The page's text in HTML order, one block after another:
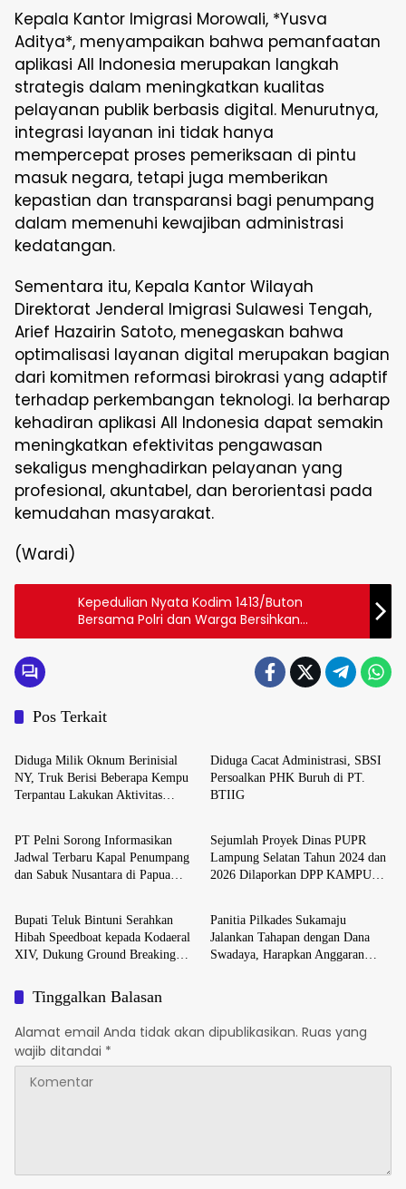
Kepala Kantor Imigrasi Morowali, *Yusva
Aditya*, menyampaikan bahwa pemanfaatan
aplikasi All Indonesia merupakan langkah
strategis dalam meningkatkan kualitas
pelayanan publik berbasis digital. Menurutnya,
integrasi layanan ini tidak hanya
mempercepat proses pemeriksaan di pintu
masuk negara, tetapi juga memberikan
kepastian dan transparansi bagi penumpang
dalam memenuhi kewajiban administrasi
kedatangan.
Sementara itu, Kepala Kantor Wilayah
Direktorat Jenderal Imigrasi Sulawesi Tengah,
Arief Hazairin Satoto, menegaskan bahwa
optimalisasi layanan digital merupakan bagian
dari komitmen reformasi birokrasi yang adaptif
terhadap perkembangan teknologi. Ia berharap
kehadiran aplikasi All Indonesia dapat semakin
meningkatkan efektivitas pengawasan
sekaligus menghadirkan pelayanan yang
profesional, akuntabel, dan berorientasi pada
kemudahan masyarakat.
(Wardi)
Kepedulian Nyata Kodim 1413/Buton
Bersama Polri dan Warga Bersihkan
Lingkungan Keraton Buton
Pos Terkait
Daerah
Diduga Milik Oknum Berinisial
NY, Truk Berisi Beberapa Kempu
Terpantau Lakukan Aktivitas
Diduga Cacat Administrasi, SBSI
Persoalkan PHK Buruh di PT.
BTIIG
Daerah
PT Pelni Sorong Informasikan
Jadwal Terbaru Kapal Penumpang
dan Sabuk Nusantara di Papua
Daerah
Sejumlah Proyek Dinas PUPR
Lampung Selatan Tahun 2024 dan
2026 Dilaporkan DPP KAMPUD
Daerah
Bupati Teluk Bintuni Serahkan
Hibah Speedboat kepada Kodaeral
XIV, Dukung Ground Breaking
Daerah
Panitia Pilkades Sukamaju
Jalankan Tahapan dengan Dana
Swadaya, Harapkan Anggaran
Tinggalkan Balasan
Alamat email Anda tidak akan dipublikasikan. Ruas yang
wajib ditandai *